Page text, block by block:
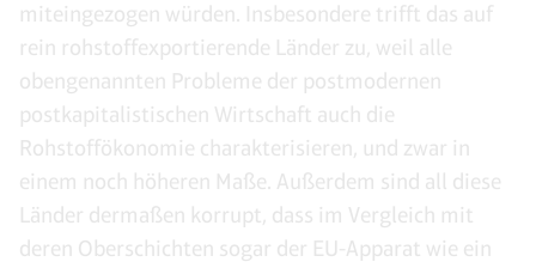
miteingezogen würden. Insbesondere trifft das auf
rein rohstoffexportierende Länder zu, weil alle
obengenannten Probleme der postmodernen
postkapitalistischen Wirtschaft auch die
Rohstoffökonomie charakterisieren, und zwar in
einem noch höheren Maße. Außerdem sind all diese
Länder dermaßen korrupt, dass im Vergleich mit
deren Oberschichten sogar der EU-Apparat wie ein